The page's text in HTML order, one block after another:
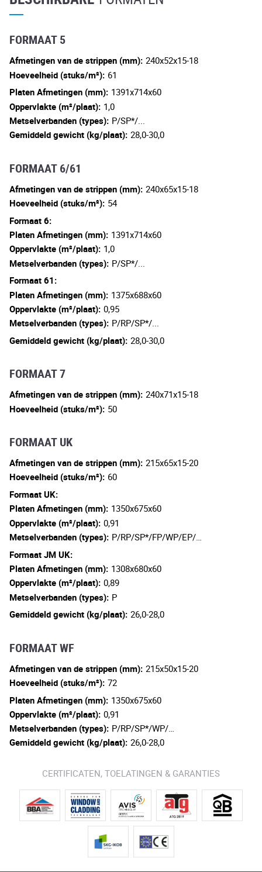
FORMAAT 5
Afmetingen van de strippen (mm): 240x52x15-18
Hoeveelheid (stuks/m²): 61
Platen Afmetingen (mm): 1391x714x60
Oppervlakte (m²/plaat): 1,0
Metselverbanden (types): P/SP*/...
Gemiddeld gewicht (kg/plaat): 28,0-30,0
FORMAAT 6/61
Afmetingen van de strippen (mm): 240x65x15-18
Hoeveelheid (stuks/m²): 54
Formaat 6:
Platen Afmetingen (mm): 1391x714x60
Oppervlakte (m²/plaat): 1,0
Metselverbanden (types): P/SP*/...
Formaat 61:
Platen Afmetingen (mm): 1375x688x60
Oppervlakte (m²/plaat): 0,95
Metselverbanden (types): P/RP/SP*/...
Gemiddeld gewicht (kg/plaat): 28,0-30,0
FORMAAT 7
Afmetingen van de strippen (mm): 240x71x15-18
Hoeveelheid (stuks/m²): 50
FORMAAT UK
Afmetingen van de strippen (mm): 215x65x15-20
Hoeveelheid (stuks/m²): 60
Formaat UK:
Platen Afmetingen (mm): 1350x675x60
Oppervlakte (m²/plaat): 0,91
Metselverbanden (types): P/RP/SP*/FP/WP/EP/…
Formaat JM UK:
Platen Afmetingen (mm): 1308x680x60
Oppervlakte (m²/plaat): 0,89
Metselverbanden (types): P
Gemiddeld gewicht (kg/plaat): 26,0-28,0
FORMAAT WF
Afmetingen van de strippen (mm): 215x50x15-20
Hoeveelheid (stuks/m²): 72
Platen Afmetingen (mm): 1350x675x60
Oppervlakte (m²/plaat): 0,91
Metselverbanden (types): P/RP/SP*/WP/…
Gemiddeld gewicht (kg/plaat): 26,0-28,0
CERTIFICATEN, TOELATINGEN & GARANTIES